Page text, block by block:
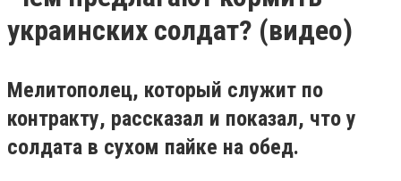
украинских солдат? (видео)
Мелитополец, который служит по
контракту, рассказал и показал, что у
солдата в сухом пайке на обед.